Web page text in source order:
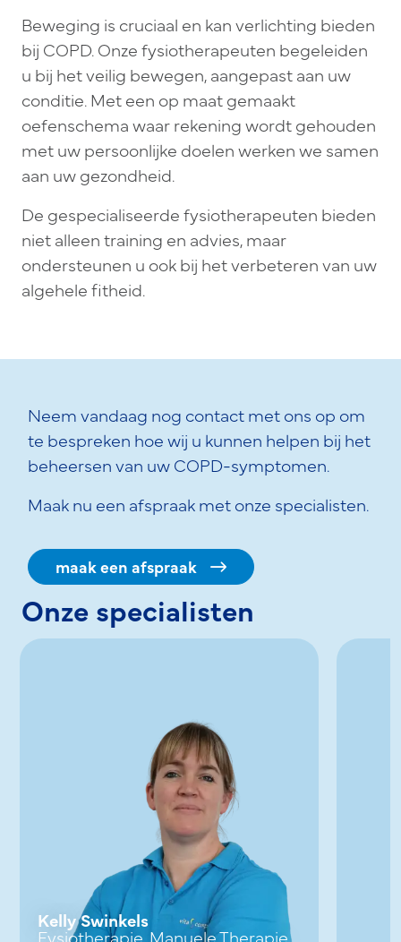
Beweging is cruciaal en kan verlichting bieden
bij COPD. Onze fysiotherapeuten begeleiden
u bij het veilig bewegen, aangepast aan uw
conditie. Met een op maat gemaakt
oefenschema waar rekening wordt gehouden
met uw persoonlijke doelen werken we samen
aan uw gezondheid.
De gespecialiseerde fysiotherapeuten bieden
niet alleen training en advies, maar
ondersteunen u ook bij het verbeteren van uw
algehele fitheid.
Neem vandaag nog contact met ons op om
te bespreken hoe wij u kunnen helpen bij het
beheersen van uw COPD-symptomen.
Maak nu een afspraak met onze specialisten.
maak een afspraak
Onze specialisten
Kelly Swinkels
Fysiotherapie, Manuele Therapie,